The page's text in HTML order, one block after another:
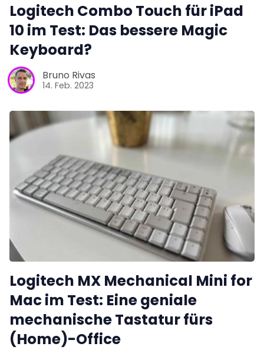
Logitech Combo Touch für iPad
10 im Test: Das bessere Magic
Keyboard?
Bruno Rivas
14. Feb. 2023
Logitech MX Mechanical Mini for
Mac im Test: Eine geniale
mechanische Tastatur fürs
(Home)-Office